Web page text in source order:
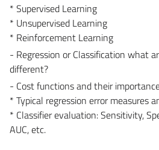
* Supervised Learning
* Unsupervised Learning
* Reinforcement Learning
- Regression or Classification what
different?
- Cost functions and their
* Typical regression error measures
* Classifier evaluation: Sensitivity,
AUC, etc.